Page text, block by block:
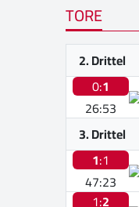
TORE
2. Drittel
0:1
26:53
3. Drittel
1:1
47:23
1:2